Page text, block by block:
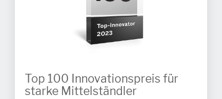
Top 100 Innovationspreis für
starke Mittelständler